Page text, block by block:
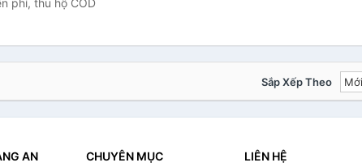
phí, thu hộ COD
Sắp Xếp Theo
AN CHUYÊN MỤC LIÊN HỆ